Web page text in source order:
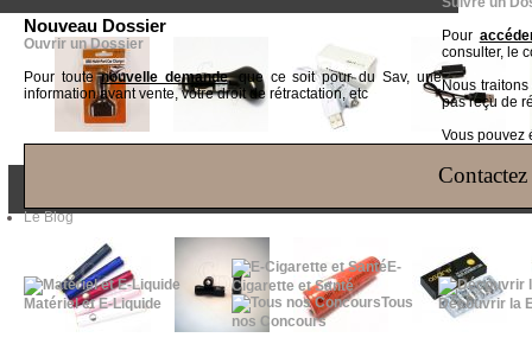
Nouveau Dossier
Ouvrir un Dossier
Pour toutenouvelle demande, que ce soit pour du Sav, une
information avant vente, votre droit de rétractation, etc
Pour
consulter, le
Nous
pas reçu de
Vous pouvez
Le Blog
Matériel et E-Liquide
E-
Cigarette et Santé
Tous
nos Concours
Découvrir la
LES CLIENTS QUI ONT ACHETÉ CE PRODUIT ONT